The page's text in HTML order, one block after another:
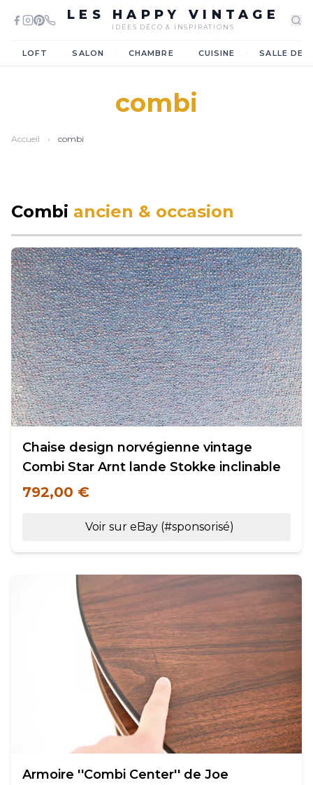
LES HAPPY VINTAGE
IDÉES DÉCO & INSPIRATIONS
LOFT SALON CHAMBRE CUISINE SALLE DE
combi
Accueil › combi
Combi ancien & occasion
Chaise design norvégienne vintage
Combi Star Arnt lande Stokke inclinable
792,00 €
Voir sur eBay (#sponsorisé)
Armoire ''Combi Center'' de Joe